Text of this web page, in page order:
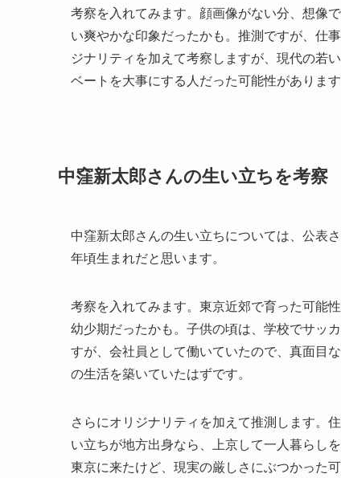
考察を入れてみます。顔画像がない分、想像
い爽やかな印象だったかも。推測ですが、仕
ジナリティを加えて考察しますが、現代の若
ベートを大事にする人だった可能性があります
中窪新太郎さんの生い立ちを考察
中窪新太郎さんの生い立ちについては、公表
年頃生まれだと思います。
考察を入れてみます。東京近郊で育った可能
幼少期だったかも。子供の頃は、学校でサッ
すが、会社員として働いていたので、真面目
の生活を築いていたはずです。
さらにオリジナリティを加えて推測します。
い立ちが地方出身なら、上京して一人暮らし
東京に来たけど、現実の厳しさにぶつかった